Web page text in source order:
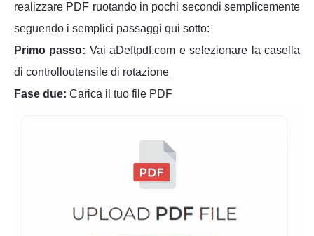
realizzare PDF ruotando in pochi secondi semplicemente
seguendo i semplici passaggi qui sotto:
Primo passo: Vai aDeftpdf.com e selezionare la casella
di controlloutensile di rotazione
Fase due: Carica il tuo file PDF